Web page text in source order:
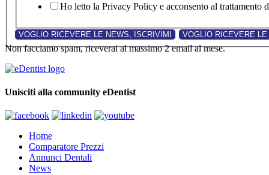
Ho letto la Privacy Policy e acconsento al trattamento
Non facciamo spam, riceverai al massimo 2 email al mese.
Unisciti alla community eDentist
Home
Comparatore Prezzi
Annunci Dentali
News